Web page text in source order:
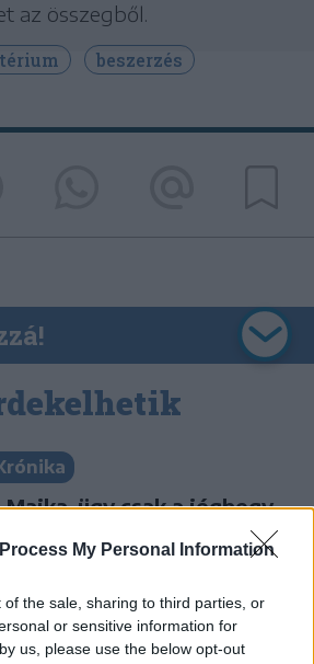
My Personal Information
of the sale, sharing to third parties, or
or sensitive information for
us, please use the below opt-out
az összegből.
beszerzés
Majka-ügy csak a jéghegy
be kellene fejezni a
acsarkodást
harcos sírjára, hatezer